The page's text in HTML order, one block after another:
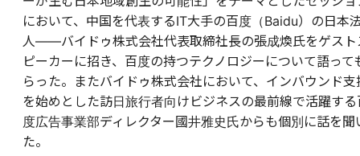
において、中国を代表するIT大手の百度（Baidu）の日本
人——バイドゥ株式会社代表取締社長の張成煥氏をゲスト
ピーカーに招き、百度の持つテクノロジーについて語って
らった。またバイドゥ株式会社において、インバウンド支
を始めとした訪日旅行者向けビジネスの最前線で活躍する
度広告事業部ディレクター國井雅史氏からも個別に話を聞
た。